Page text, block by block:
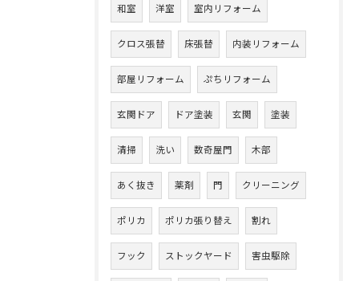
和室 洋室 室内リフォーム
クロス張替 床張替 内装リフォーム
部屋リフォーム ぷちリフォーム
玄関ドア ドア塗装 玄関 塗装
清掃 洗い 数奇屋門 木部
あく抜き 薬剤 門 クリーニング
ポリカ ポリカ張り替え 割れ
フック ストックヤード 害虫駆除